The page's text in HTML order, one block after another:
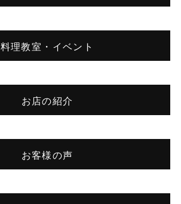
料理教室・イベント
お店の紹介
お客様の声